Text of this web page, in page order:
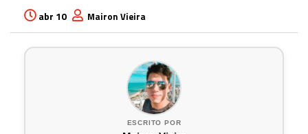
abr 10 Mairon Vieira
ESCRITO POR